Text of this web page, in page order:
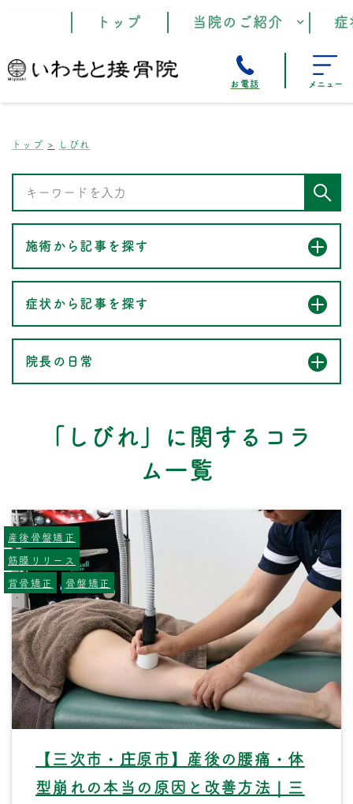
トップ 当院のご紹介
お電話 メニュー
トップ しびれ
施術から記事を探す
症状から記事を探す
院長の日常
「しびれ」に関するコラ
ム一覧
【三次市・庄原市】産後の腰痛・体
型崩れの本当の原因と改善方法｜三
産後骨盤矯正
筋膜リリース
背骨矯正
骨盤矯正